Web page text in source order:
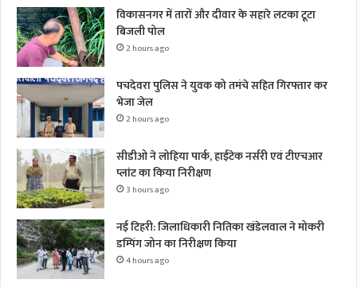
विकासनगर में तारों और दीवार के सहारे लटका टूटा
बिजली पोल
2 hours ago
पचदेवरा पुलिस ने युवक को तमंचे सहित गिरफ्तार कर
भेजा जेल
2 hours ago
सीडीओ ने लोहिया पार्क, हाईटेक नर्सरी एवं टीएचआर
प्लांट का किया निरीक्षण
3 hours ago
नई टिहरी: जिलाधिकारी नितिका खंडेलवाल ने मोकरी
डम्पिंग जोन का निरीक्षण किया
4 hours ago